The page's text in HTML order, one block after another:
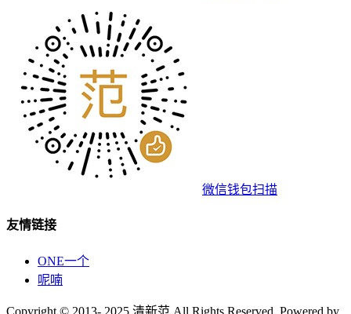
微信钱包扫描
友情链接
ONE一个
呢喃
Copyright © 2013- 2025 清新范 All Rights Reserved. Powered by